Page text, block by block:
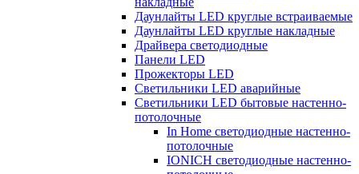
Даунлайты LED круглые встраиваемые
Даунлайты LED круглые накладные
Драйвера светодиодные
Панели LED
Прожекторы LED
Светильники LED аварийные
Светильники LED бытовые настенно-
потолочные
In Home светодиодные настенно-
потолочные
IONICH светодиодные настенно-